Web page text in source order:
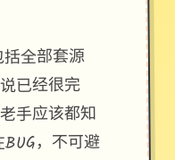
全部套源
已经很完
手应该都知
，不可避